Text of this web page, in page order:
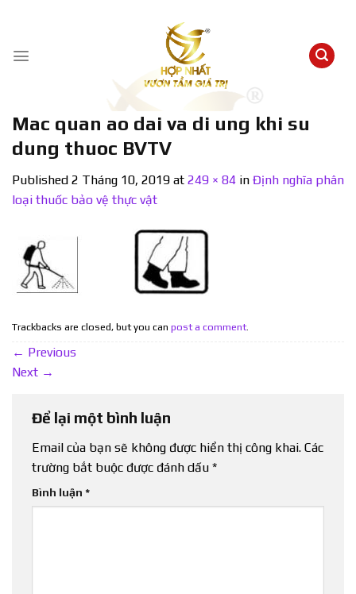
content
Mac quan ao dai va di ung khi su
dung thuoc BVTV
Published 2 Tháng 10, 2019 at 249 × 84 in Định nghĩa phân
loại thuốc bảo vệ thực vật
Trackbacks are closed, but you can post a comment.
← Previous
Next →
Để lại một bình luận
Email của bạn sẽ không được hiển thị công khai. Các
trường bắt buộc được đánh dấu *
Bình luận *